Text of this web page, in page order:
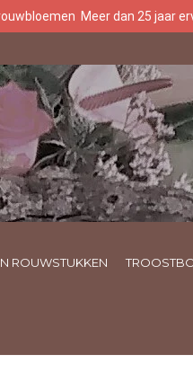
Meer dan 25 jaar
ROUWSTUKKEN